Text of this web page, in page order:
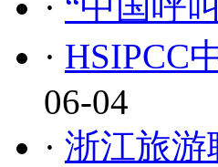
· HSIPCC
06-04
· 浙江旅游